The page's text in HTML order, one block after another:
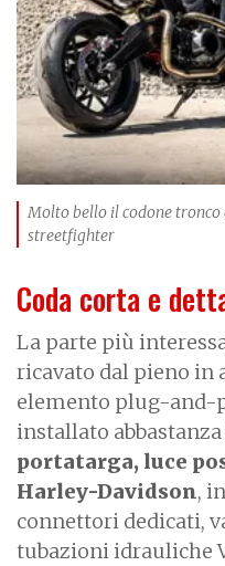
e
Molto bello il codone tronco
streetfighter
Coda corta e
La parte più
ricavato dal pieno in
elemento plug-and-
installato
portatarga, luce
Harley-Davidson,
connettori dedicati,
tubazioni idrauliche